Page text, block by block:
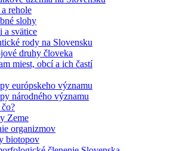
rehole
slohy
a svätice
rody na Slovensku
druhy človeka
miest, obcí a ich častí
európskeho významu
národného významu
Zeme
organizmov
biotopov